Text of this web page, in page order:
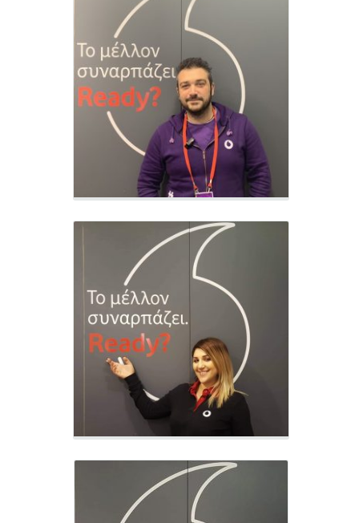
Νένα Παυλίδου
Business Ambassador - VF303
Κωνσταντίνος Παχάκης
Sales Advisor - VF303